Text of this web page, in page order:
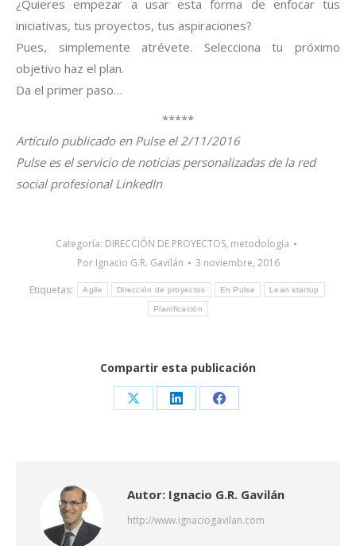
¿Quieres empezar a usar esta forma de enfocar tus
iniciativas, tus proyectos, tus aspiraciones?
Pues, simplemente atrévete. Selecciona tu próximo
objetivo haz el plan.
Da el primer paso…
*****
Artículo publicado en Pulse el 2/11/2016
Pulse es el servicio de noticias personalizadas de la red
social profesional LinkedIn
Categoría: DIRECCIÓN DE PROYECTOS, metodologia
Por Ignacio G.R. Gavilán
3 noviembre, 2016
Etiquetas:
Agile Dirección de proyectos En Pulse Lean startup
Planificación
Compartir esta publicación
Share Share Share
Autor: Ignacio G.R. Gavilán
http://www.ignaciogavilan.com